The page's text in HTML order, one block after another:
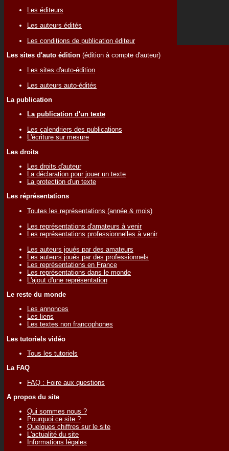
Les éditeurs
Les auteurs édités
Les conditions de publication éditeur
Les sites d'auto édition (édition à compte d'auteur)
Les sites d'auto-édition
Les auteurs auto-édités
La publication
La publication d'un texte
Les calendriers des publications
L'écriture sur mesure
Les droits
Les droits d'auteur
La déclaration pour jouer un texte
La protection d'un texte
Les réprésentations
Toutes les représentations (année & mois)
Les représentations d'amateurs à venir
Les représentations professionnelles à venir
Les auteurs joués par des amateurs
Les auteurs joués par des professionnels
Les représentations en France
Les représentations dans le monde
L'ajout d'une représentation
Le reste du monde
Les annonces
Les liens
Les textes non francophones
Les tutoriels vidéo
Tous les tutoriels
La FAQ
FAQ : Foire aux questions
A propos du site
Qui sommes nous ?
Pourquoi ce site ?
Quelques chiffres sur le site
L'actualité du site
Informations légales